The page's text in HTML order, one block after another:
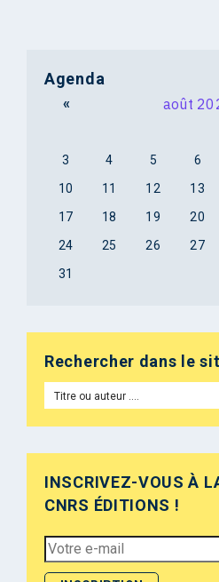
Agenda
« août
3
4 5 6
10
11 12 13
17
18 19 20
24
25 26 27
31
Rechercher dans le
INSCRIVEZ-VOUS À
CNRS ÉDITIONS !